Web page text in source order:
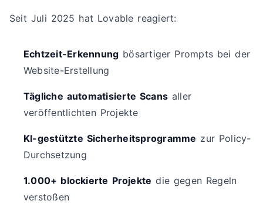
Seit Juli 2025 hat Lovable reagiert:
Echtzeit-Erkennung bösartiger Prompts bei der
Website-Erstellung
Tägliche automatisierte Scans aller
veröffentlichten Projekte
KI-gestützte Sicherheitsprogramme zur Policy-
Durchsetzung
1.000+ blockierte Projekte die gegen Regeln
verstoßen